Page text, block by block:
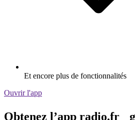
Et encore plus de fonctionnalités
Ouvrir l'app
Obtenez l’app radio.fr